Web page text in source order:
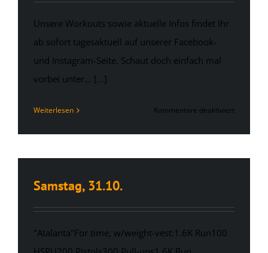
Unsere Workouts sowie aktuelle Infos findet Ihr
ab sofort tagesaktuell auf unserer Facebook-
und Instagram-Seite. Schaut doch einfach mal
vorbei unter... [...]
Weiterlesen Kommentare deaktiviertfür
Samstag, 31.10.
"Atalanta"For time, w/weight-vest:1.6K Run100